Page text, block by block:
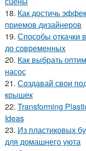
18. Как достичь
приемов дизайнеров
19. Способы откачки
до современных
20. Как выбрать
насос
21. Создавай свои
крышек
22. Transforming
Ideas
23. Из пластиковых
для домашнего уюта